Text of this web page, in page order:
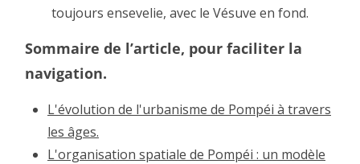
toujours ensevelie, avec le Vésuve en fond.
Sommaire de l’article, pour faciliter la
navigation.
L'évolution de l'urbanisme de Pompéi à travers
les âges.
L'organisation spatiale de Pompéi : un modèle